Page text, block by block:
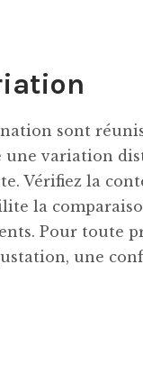
sont
une variation
Vérifiez la
la
Pour toute
une